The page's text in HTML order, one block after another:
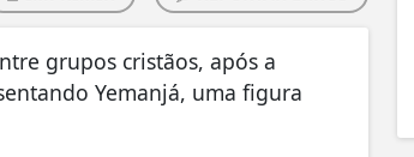
grupos cristãos, após a
Yemanjá, uma figura